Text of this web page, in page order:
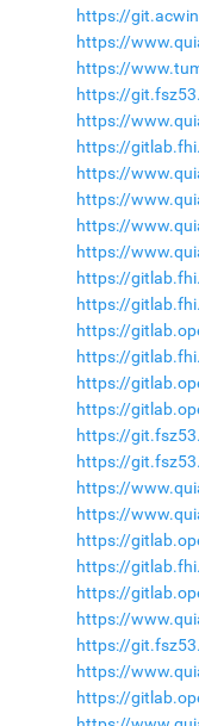
https://
https://
https://
https://
https://
https://
https://
https://
https://
https://
https://
https://
https://
https://
https://
https://
https://
https://
https://
https://
https://
https://
https://
https://
https://
https://
https://